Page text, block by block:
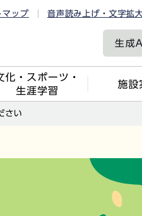
マップ 音声読み上げ・文字拡
生成
化・スポーツ・
生涯学習
施設
さい